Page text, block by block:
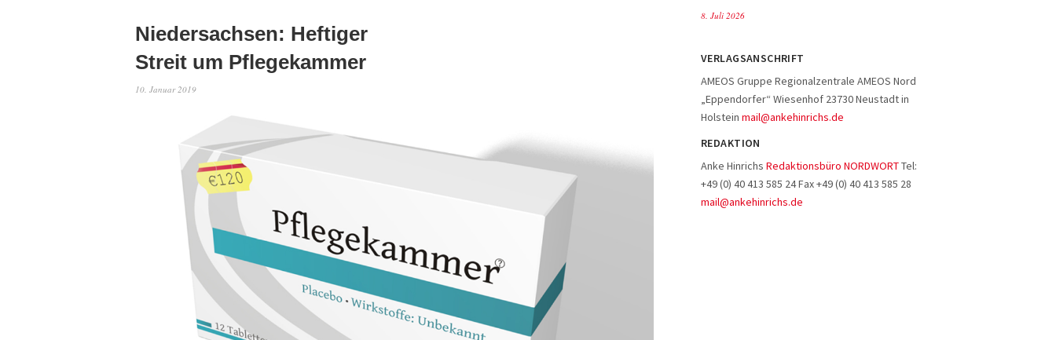
Niedersachsen: Heftiger
Streit um Pflegekammer
10. Januar 2019
8. Juli 2026
VERLAGSANSCHRIFT
AMEOS Gruppe Regionalzentrale AMEOS Nord
„Eppendorfer“ Wiesenhof 23730 Neustadt in
Holstein mail@ankehinrichs.de
REDAKTION
Anke Hinrichs Redaktionsbüro NORDWORTTel:
+49 (0) 40 413 585 24 Fax +49 (0) 40 413 585 28
mail@ankehinrichs.de